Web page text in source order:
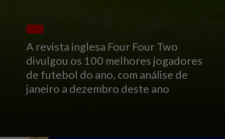
A revista inglesa Four Four Two
divulgou os 100 melhores jogadores
de futebol do ano, com análise de
janeiro a dezembro deste ano